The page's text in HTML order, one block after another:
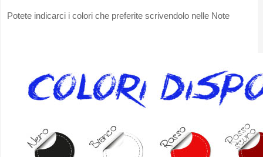
Potete indicarci i colori che preferite scrivendolo nelle Note